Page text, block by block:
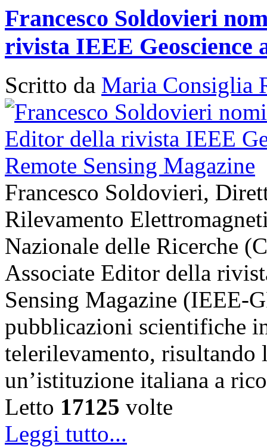
Francesco Soldovieri
rivista IEEE Geoscience
Scritto da Maria Consiglia
Francesco Soldovieri,
Rilevamento
Nazionale delle Ricerche
Associate Editor della
Sensing Magazine (IEEE-
pubblicazioni scientifiche
telerilevamento, risultando
un’istituzione italiana a
Letto 17125 volte
Leggi tutto...